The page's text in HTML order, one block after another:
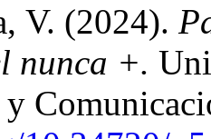
V. (2024).
nunca +.